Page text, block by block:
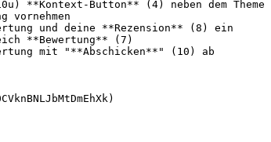
**Kontext-Button** (4) neben dem
vornehmen
und deine **Rezension** (8) ein
**Bewertung** (7)
mit "**Abschicken**" (10) ab